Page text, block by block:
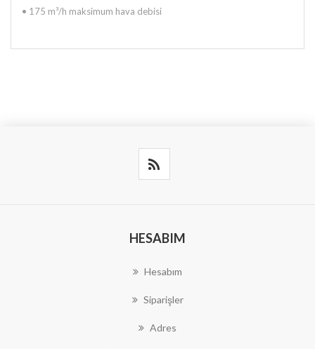
• 175 m³/h maksimum hava debisi
HESABIM
Hesabım
Siparişler
Adres